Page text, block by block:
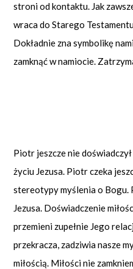
stroni od kontaktu. Jak
wraca do Starego
Dokładnie zna symbolikę
zamknąć w namiocie.
Piotr jeszcze nie
życiu Jezusa. Piotr czeka
stereotypy myślenia o Bogu.
Jezusa. Doświadczenie
przemieni zupełnie Jego
przekracza, zadziwia nasze
miłością. Miłości nie